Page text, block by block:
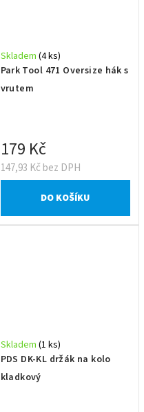
Park Tool 471 Oversize hák s
vrutem
Skladem (4 ks)
147,93 Kč bez DPH
179 Kč
DO KOŠÍKU
PDS DK-KL držák na kolo
kladkový
Skladem (1 ks)